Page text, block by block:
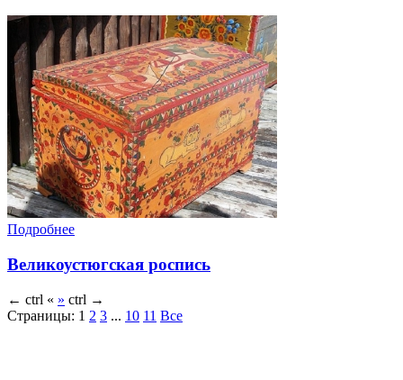
Подробнее
Великоустюгская роспись
← ctrl « » ctrl →
Страницы: 1 2 3 ... 10 11 Все